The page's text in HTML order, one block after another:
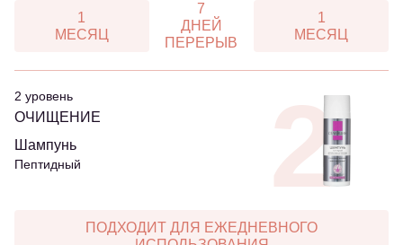
1
МЕСЯЦ
7
ДНЕЙ
ПЕРЕРЫВ
1
МЕСЯЦ
2
ПОДХОДИТ ДЛЯ ЕЖЕДНЕВНОГО
2 уровень
ОЧИЩЕНИЕ
Шампунь
Пептидный